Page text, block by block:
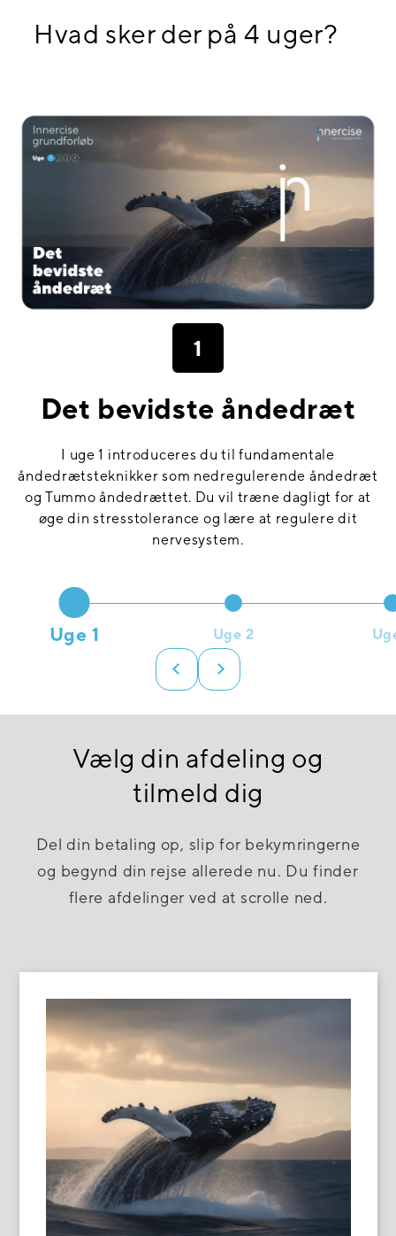
Hvad sker der på 4 uger?
1
Det bevidste åndedræt
I uge 1 introduceres du til fundamentale
åndedrætsteknikker som nedregulerende åndedræt
og Tummo åndedrættet. Du vil træne dagligt for at
øge din stresstolerance og lære at regulere dit
nervesystem.
Uge 1 Uge 2
Vælg din afdeling og
tilmeld dig
Del din betaling op, slip for bekymringerne
og begynd din rejse allerede nu. Du finder
flere afdelinger ved at scrolle ned.